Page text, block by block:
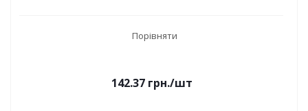
Порівняти
142.37грн./шт